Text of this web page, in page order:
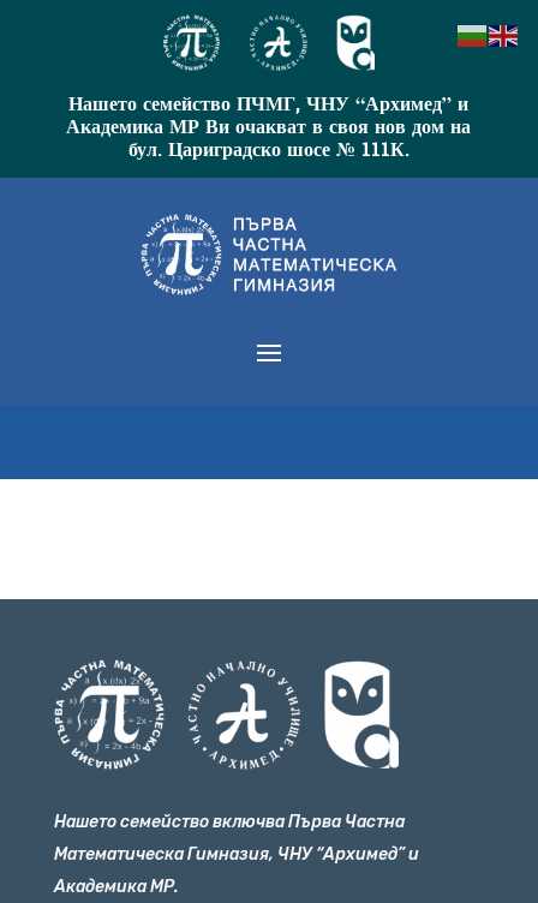
Нашето семейство ПЧМГ, ЧНУ “Архимед” и
Академика МР Ви очакват в своя нов дом на
бул. Цариградско шосе № 111К.
Нашето семейство включва Първа Частна
Математическа Гимназия, ЧНУ “Архимед” и
Академика МР.